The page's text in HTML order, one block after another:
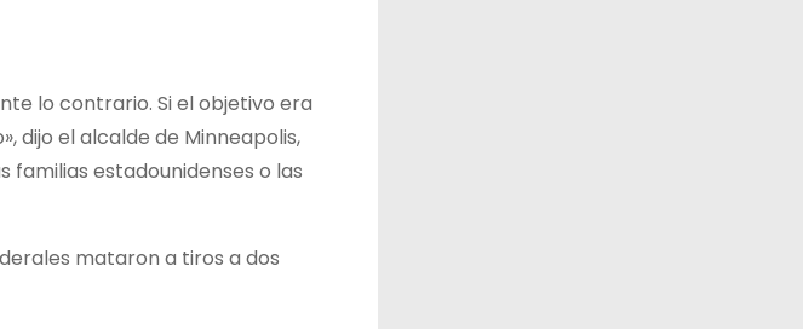
lo contrario. Si el objetivo era
dijo el alcalde de Minneapolis,
familias estadounidenses o las
mataron a tiros a dos